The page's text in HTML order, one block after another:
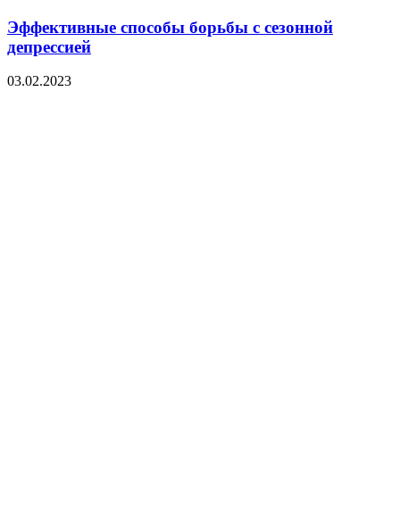
Эффективные способы борьбы с сезонной
депрессией
03.02.2023